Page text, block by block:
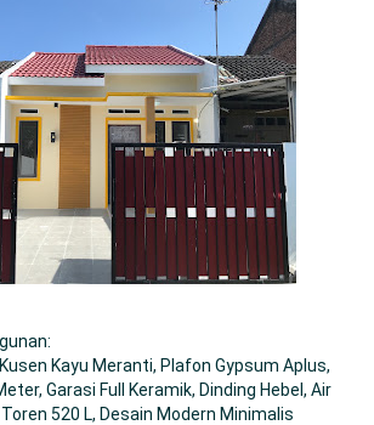
Kayu Meranti, Plafon Gypsum Aplus,
Garasi Full Keramik, Dinding Hebel, Air
520 L, Desain Modern Minimalis